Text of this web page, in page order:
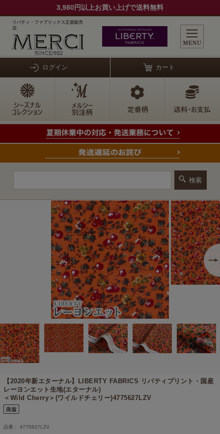
3,980円以上お買い上げで送料無料
リバティ・ファブリックス正規販売
店
ログイン カート
【2020年新エターナル】 LIBERTY FABRICS リバティプリント・国産
レーヨンエット生地(エターナル)
＜Wild Cherry＞(ワイルドチェリー)4775627LZV
品番： 4775627LZV